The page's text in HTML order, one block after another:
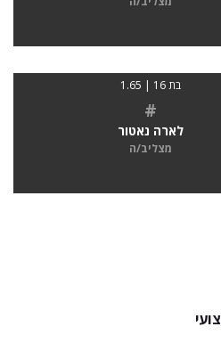
בת 16 | 1.65
#
לארה נאטור
מצליב/ה